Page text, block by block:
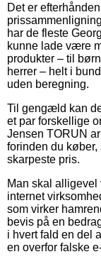
Det er
har de fleste
kunne lade være
produkter – til
herrer – helt i
uden beregning.
Til gengæld kan
et par forskellige
Jensen TORUN
forinden du køber,
skarpeste pris.
Man skal
internet
som virker
bevis på en
i hvert fald en del
en overfor falske